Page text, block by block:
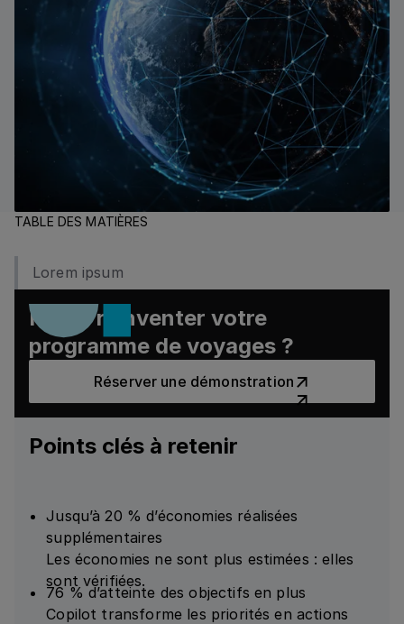
TABLE DES MATIÈRES
Lorem ipsum
Prêt à réinventer votre
programme de voyages ?
Réserver une
Réserver une démonstration
Points clés à retenir
Jusqu’à 20 % d’économies réalisées
supplémentaires
Les économies ne sont plus estimées : elles
sont vérifiées.
76 % d’atteinte des objectifs en plus
Copilot transforme les priorités en actions